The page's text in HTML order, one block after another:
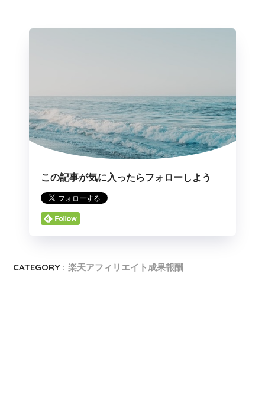
この記事が気に入ったらフォローしよう
CATEGORY : 楽天アフィリエイト成果報酬